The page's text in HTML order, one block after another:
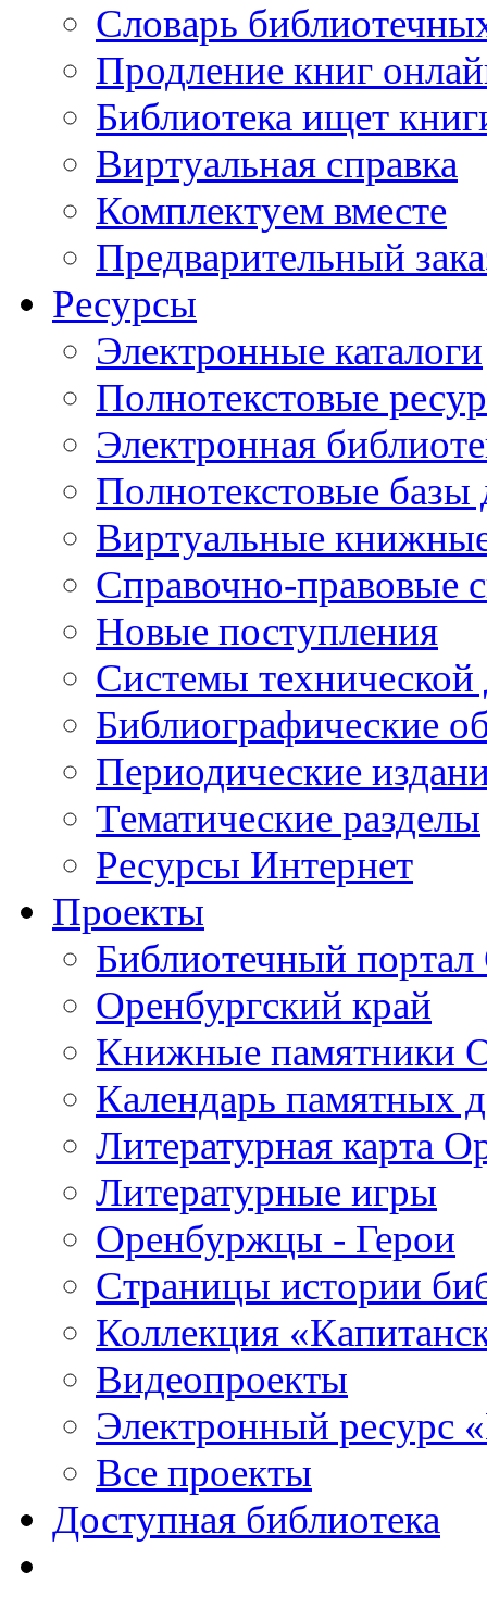
Словарь
Продление книг
Библиотека ищет
Виртуальная справка
Комплектуем вместе
Предварительный
Ресурсы
Электронные каталоги
Полнотекстовые
Электронная
Полнотекстовые
Виртуальные
Справочно-правовые
Новые поступления
Cистемы
Библиографические
Периодические
Тематические разделы
Ресурсы Интернет
Проекты
Библиотечный портал
Оренбургский край
Книжные памятники
Календарь памятных
Литературная карта
Литературные игры
Оренбуржцы - Герои
Страницы истории
Коллекция
Видеопроекты
Электронный ресурс
Все проекты
Доступная библиотека